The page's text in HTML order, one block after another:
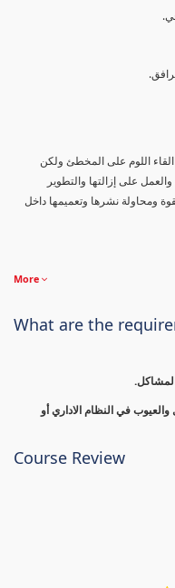
اللوم على المخطئ ولكن
على إزالتها والتطوير
ومحاولة نشرها وتعميمها داخل
More
What are the
في النظام الاداري أو
Course Review